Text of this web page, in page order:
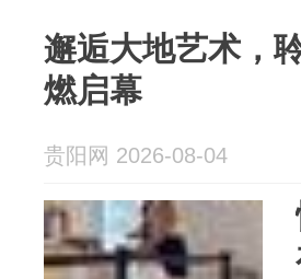
邂逅大地艺术，
燃启幕
贵阳网 2026-08-04